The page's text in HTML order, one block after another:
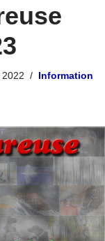
Information